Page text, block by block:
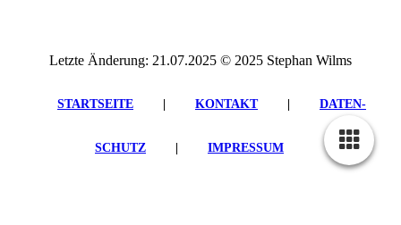
Letzte Änderung: 21.07.2025 © 2025 Stephan Wilms
STARTSEITE KONTAKT DATEN­
SCHUTZ IMPRESSUM